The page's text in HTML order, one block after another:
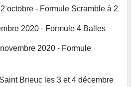
octobre - Formule Scramble à 2
2020 - Formule 4 Balles
2020 - Formule
Brieuc les 3 et 4 décembre